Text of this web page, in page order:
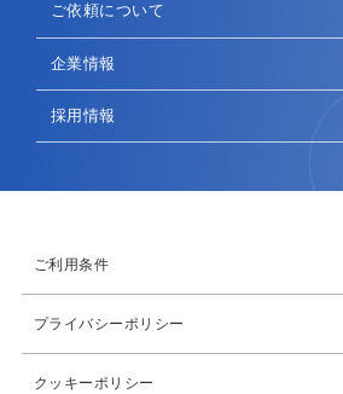
ご依頼について
企業情報
採用情報
ご利用条件
プライバシーポリシー
クッキーポリシー